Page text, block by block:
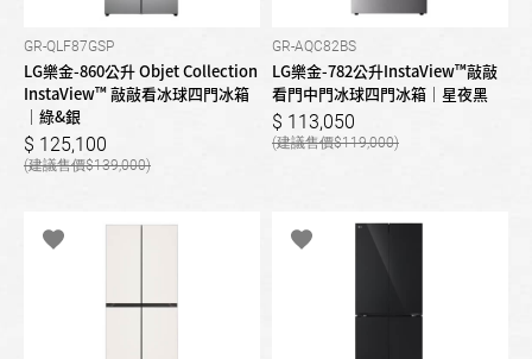
GR-QLF87GSP
LG樂金-860公升 Objet Collection
InstaView™ 敲敲看冰球四門冰箱
｜綠&銀
125,100
139,000
GR-AQC82BS
LG樂金-782公升InstaView™敲敲
看門中門冰球四門冰箱｜星夜黑
113,050
119,000